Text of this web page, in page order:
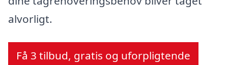
alvorligt.
Få 3 tilbud, gratis og uforpligtende